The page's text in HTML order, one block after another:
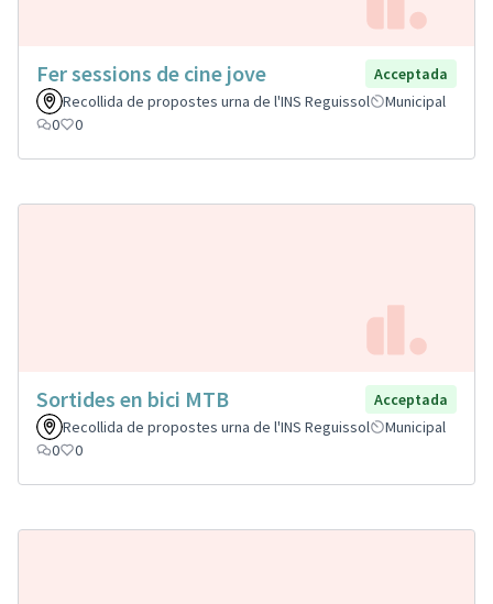
Fer sessions de cine jove
Acceptada
Recollida de propostes urna de l'INS Reguissol
Municipal
0
0
Sortides en bici MTB
Acceptada
Recollida de propostes urna de l'INS Reguissol
Municipal
0
0